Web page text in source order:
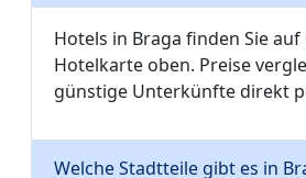
Hotels in Braga finden Sie
Hotelkarte oben. Preise
günstige Unterkünfte direkt
Welche Stadtteile gibt es in